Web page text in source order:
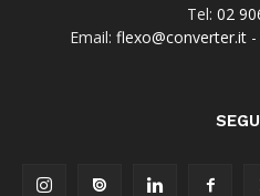
Tel: 02
Email: flexo@converter.it -